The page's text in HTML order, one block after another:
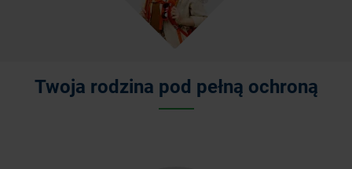
Twoja rodzina pod pełną ochroną